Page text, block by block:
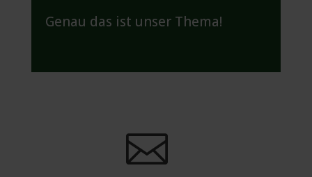
Genau das ist unser Thema!
